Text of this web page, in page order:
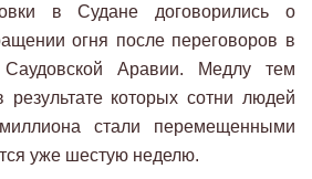
в Судане договорились о
огня после переговоров в
Аравии. Медлу тем
которых сотни людей
стали перемещенными
уже шестую неделю.